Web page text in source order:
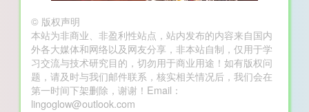
© 版权声明
本站为非商业、非盈利性站点，站内发布的内容来自国内
外各大媒体和网络以及网友分享，非本站自制，仅用于学
习交流与技术研究目的，切勿用于商业用途！如有版权问
题，请及时与我们邮件联系，核实相关情况后，我们会在
第一时间下架删除，谢谢！Email：
lingoglow@outlook.com